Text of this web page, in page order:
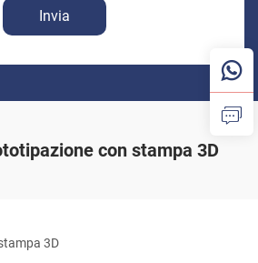
Invia
con stampa 3D
3D